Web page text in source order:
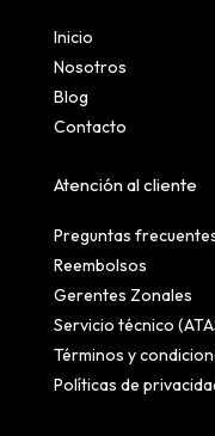
Inicio
Nosotros
Blog
Contacto
Atención al cliente
Preguntas
Reembolsos
Gerentes Zonales
Servicio técnico
Términos y
Políticas de